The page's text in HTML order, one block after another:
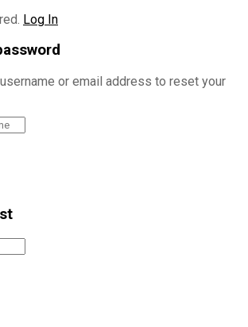
Log In
or email address to reset your